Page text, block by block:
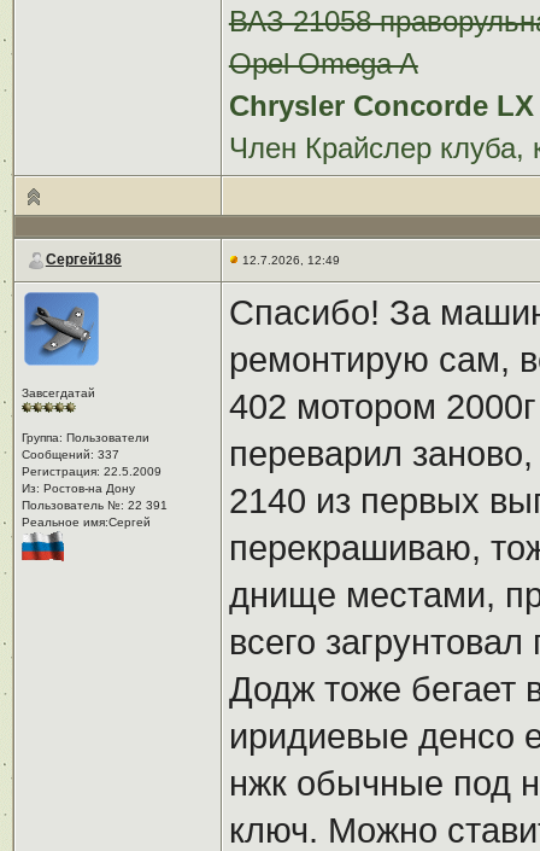
ВАЗ 21058
Opel Omega A
Chrysler Concorde LX
Член Крайслер клуба,
Сергей186 12.7.2026, 12:49
Завсегдатай
Группа: Пользователи
Сообщений: 337
Регистрация: 22.5.2009
Из: Ростов-на Дону
Пользователь №: 22 391
Реальное имя:Сергей
Спасибо! За
ремонтирую сам,
402 мотором
переварил
2140 из первых
перекрашиваю,
днище местами,
всего
Додж тоже бегает
иридиевые денсо
нжк обычные под
ключ. Можно